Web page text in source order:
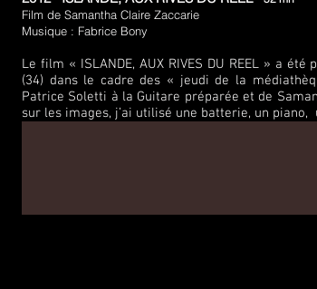
Film de Samantha Claire Zaccarie
Musique : Fabrice Bony
Le film « ISLANDE, AUX RIVES DU REEL » a
(34) dans le cadre des « jeudi de la
Patrice Soletti à la Guitare préparée et de
sur les images, j’ai utilisé une batterie, un